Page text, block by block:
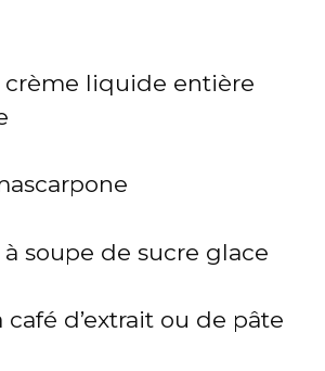
crème liquide entière
soupe de sucre glace
café d’extrait ou de pâte